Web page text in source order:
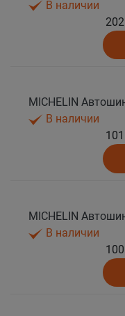
В наличии
В наличии
В наличии